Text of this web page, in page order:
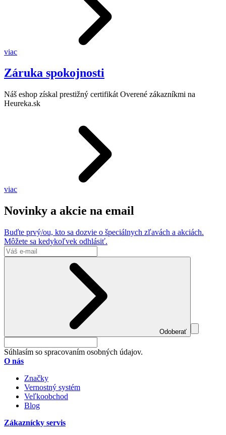
viac
Záruka spokojnosti
Náš eshop získal prestižný certifikát Overené zákazníkmi na
Heureka.sk
viac
Novinky a akcie na email
Buďte prvý/ou, kto sa dozvie o špeciálnych zľavách a akciách.
Môžete sa kedykoľvek odhlásiť.
Odoberať
Súhlasím so spracovaním osobných údajov.
O nás
Značky
Vernostný systém
Veľkoobchod
Blog
Zákaznícky servis